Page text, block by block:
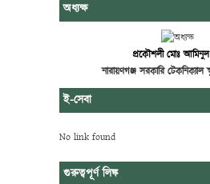
অধ্যক্ষ
প্রকৌশলী মোঃ
নারায়ণগঞ্জ সরকারি
ই-সেবা
No link found
গুরুত্বপূর্ণ লিঙ্ক